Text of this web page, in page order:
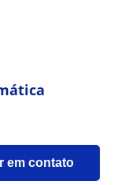
em contato